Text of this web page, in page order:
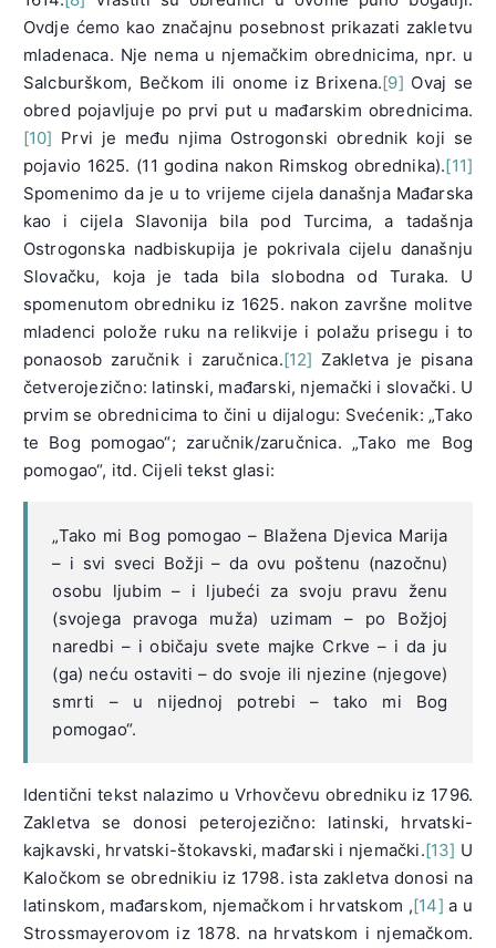
Ovdje ćemo kao značajnu posebnost prikazati zakletvu
mladenaca. Nje nema u njemačkim obrednicima, npr. u
Salcburškom, Bečkom ili onome iz Brixena.[9] Ovaj se
obred pojavljuje po prvi put u mađarskim obrednicima.
[10] Prvi je među njima Ostrogonski obrednik koji se
pojavio 1625. (11 godina nakon Rimskog obrednika).[11]
Spomenimo da je u to vrijeme cijela današnja Mađarska
kao i cijela Slavonija bila pod Turcima, a tadašnja
Ostrogonska nadbiskupija je pokrivala cijelu današnju
Slovačku, koja je tada bila slobodna od Turaka. U
spomenutom obredniku iz 1625. nakon završne molitve
mladenci polože ruku na relikvije i polažu prisegu i to
ponaosob zaručnik i zaručnica.[12] Zakletva je pisana
četverojezično: latinski, mađarski, njemački i slovački. U
prvim se obrednicima to čini u dijalogu: Svećenik: „Tako
te Bog pomogao“; zaručnik/zaručnica. „Tako me Bog
pomogao“, itd. Cijeli tekst glasi:
„Tako mi Bog pomogao – Blažena Djevica Marija
– i svi sveci Božji – da ovu poštenu (nazočnu)
osobu ljubim – i ljubeći za svoju pravu ženu
(svojega pravoga muža) uzimam – po Božjoj
naredbi – i običaju svete majke Crkve – i da ju
(ga) neću ostaviti – do svoje ili njezine (njegove)
smrti – u nijednoj potrebi – tako mi Bog
pomogao“.
Identični tekst nalazimo u Vrhovčevu obredniku iz 1796.
Zakletva se donosi peterojezično: latinski, hrvatski-
kajkavski, hrvatski-štokavski, mađarski i njemački.[13] U
Kaločkom se obrednikiu iz 1798. ista zakletva donosi na
latinskom, mađarskom, njemačkom i hrvatskom ,[14] a u
Strossmayerovom iz 1878. na hrvatskom i njemačkom.